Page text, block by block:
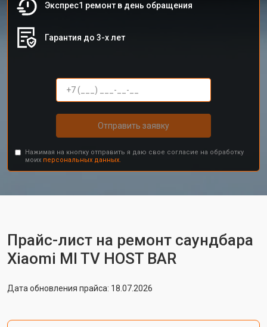
Экспрес1 ремонт в день обращения
Гарантия до 3-х лет
Отправить заявку
Нажимая на кнопку отправить я даю свое согласие на обработку
моих персональных данных.
Прайс-лист на ремонт саундбара
Xiaomi MI TV HOST BAR
Дата обновления прайса: 18.07.2026